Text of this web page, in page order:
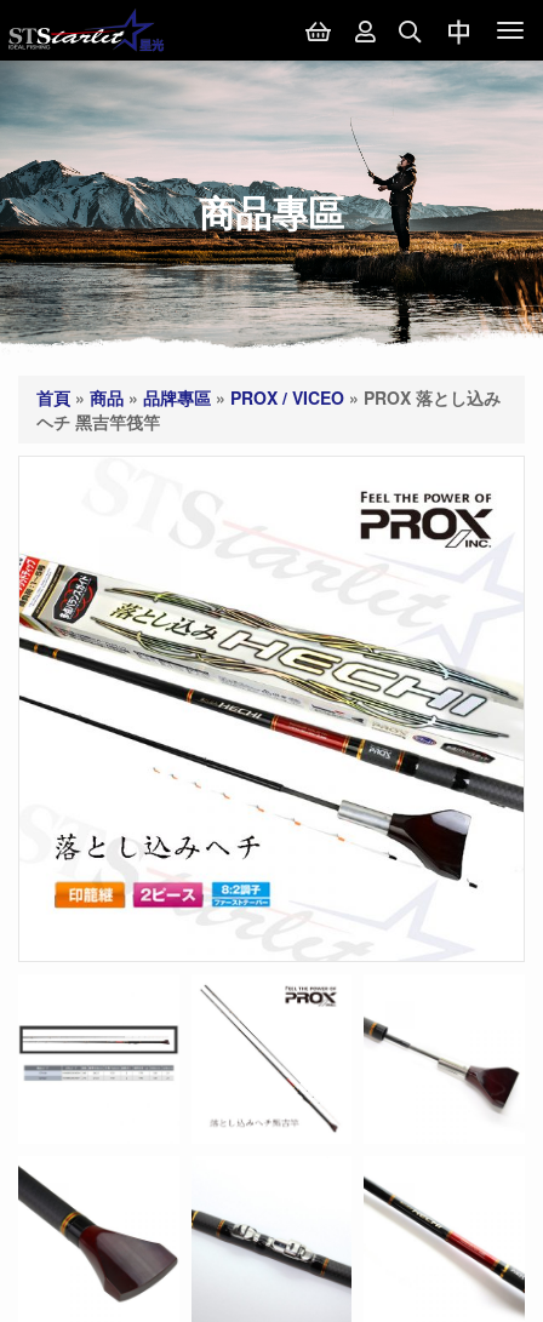
商品專區
首頁 » 商品 » 品牌專區 » PROX / VICEO » PROX 落とし込み
ヘチ 黑吉竿筏竿